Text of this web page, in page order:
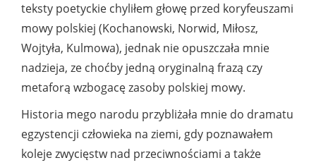
teksty poetyckie chyliłem głowę przed koryfeuszami
mowy polskiej (Kochanowski, Norwid, Miłosz,
Wojtyła, Kulmowa), jednak nie opuszczała mnie
nadzieja, ze choćby jedną oryginalną frazą czy
metaforą wzbogacę zasoby polskiej mowy.
Historia mego narodu przybliżała mnie do dramatu
egzystencji człowieka na ziemi, gdy poznawałem
koleje zwycięstw nad przeciwnościami a także